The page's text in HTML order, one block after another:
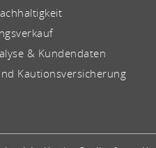
& Kundendaten
Kautionsversicherung